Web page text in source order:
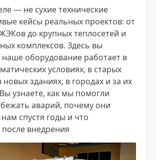
— не сухие технические
кейсы реальных проектов: от
до крупных теплосетей и
комплексов. Здесь вы
наше оборудование работает в
условиях, в старых
новых зданиях, в городах и за их
узнаете, как мы помогли
аварий, почему они
спустя годы и что
внедрения